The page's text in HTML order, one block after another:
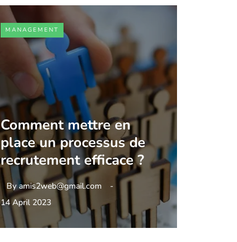
MANAGEMENT
Comment mettre en
place un processus de
recrutement efficace ?
Byamis2web@gmail.com
14 April 2023